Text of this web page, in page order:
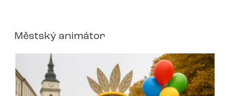
Městský animátor